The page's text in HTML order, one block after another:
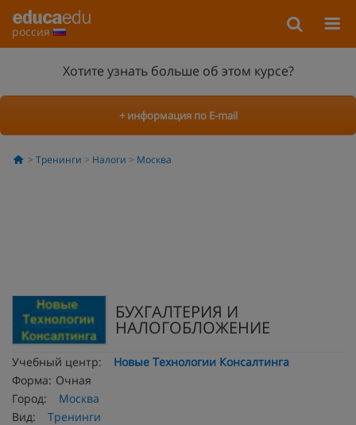
россия
Хотите узнать больше об этом курсе?
+ информация по E-mail
Тренинги Налоги Москва
БУХГАЛТЕРИЯ И
НАЛОГОБЛОЖЕНИЕ
Учебный центр:
Новые Технологии Консалтинга
Форма: Очная
Город:
Москва
Вид:
Тренинги